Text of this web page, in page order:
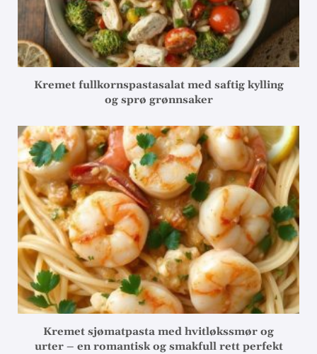
Kremet fullkornspastasalat med saftig kylling
og sprø grønnsaker
Kremet sjømatpasta med hvitløkssmør og
urter – en romantisk og smakfull rett perfekt